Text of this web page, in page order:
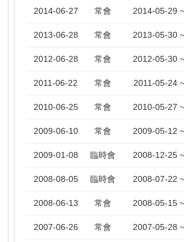
2014-06-27 常會 2014-05-29
2013-06-28 常會 2013-05-30
2012-06-28 常會 2012-05-30
2011-06-22 常會 2011-05-24
2010-06-25 常會 2010-05-27
2009-06-10 常會 2009-05-12
2009-01-08 臨時會 2008-12-25
2008-08-05 臨時會 2008-07-22
2008-06-13 常會 2008-05-15
2007-06-26 常會 2007-05-28